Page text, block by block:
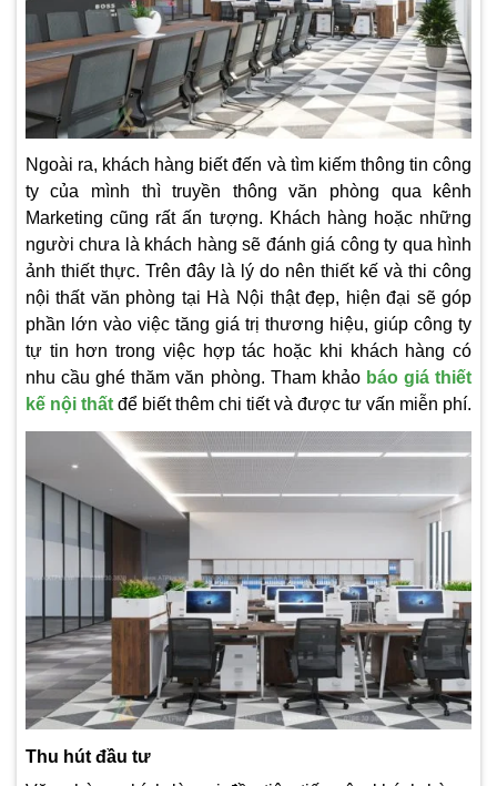
Ngoài ra, khách hàng biết đến và tìm kiếm thông tin công
ty của mình thì truyền thông văn phòng qua kênh
Marketing cũng rất ấn tượng. Khách hàng hoặc những
người chưa là khách hàng sẽ đánh giá công ty qua hình
ảnh thiết thực. Trên đây là lý do nên thiết kế và thi công
nội thất văn phòng tại Hà Nội thật đẹp, hiện đại sẽ góp
phần lớn vào việc tăng giá trị thương hiệu, giúp công ty
tự tin hơn trong việc hợp tác hoặc khi khách hàng có
nhu cầu ghé thăm văn phòng. Tham khảo báo giá thiết
kế nội thất để biết thêm chi tiết và được tư vấn miễn phí.
Thu hút đầu tư